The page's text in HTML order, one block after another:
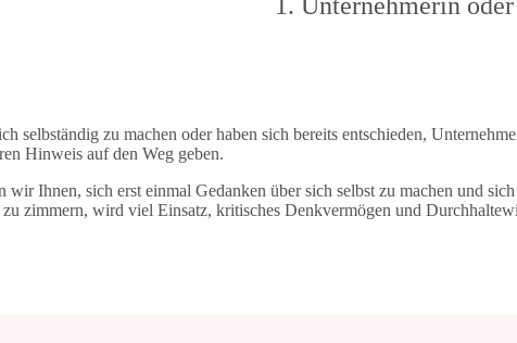
1. Unternehmerin
selbständig zu machen oder haben sich bereits entschieden,
Hinweis auf den Weg geben.
wir Ihnen, sich erst einmal Gedanken über sich selbst zu machen und
zimmern, wird viel Einsatz, kritisches Denkvermögen und